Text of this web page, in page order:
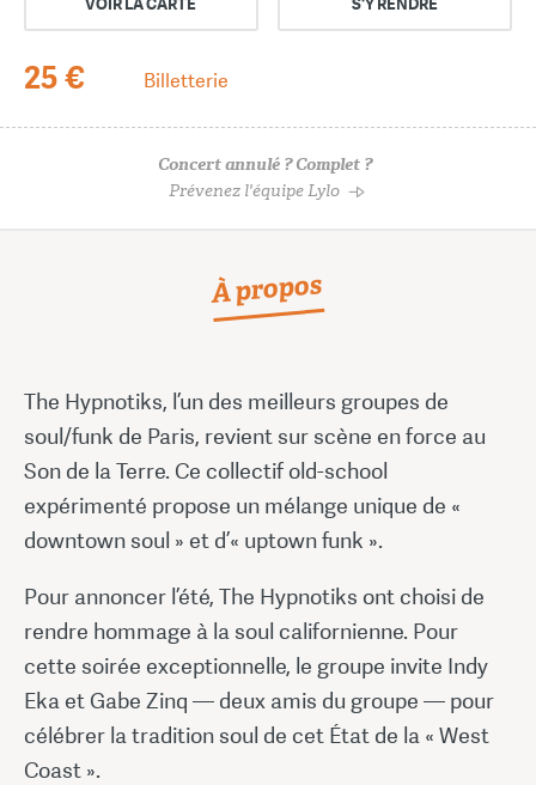
25 € Billetterie
Concert annulé ? Complet ?
Prévenez l'équipe Lylo
À propos
The Hypnotiks, l’un des meilleurs groupes de
soul/funk de Paris, revient sur scène en force au
Son de la Terre. Ce collectif old-school
expérimenté propose un mélange unique de «
downtown soul » et d’« uptown funk ».
Pour annoncer l’été, The Hypnotiks ont choisi de
rendre hommage à la soul californienne. Pour
cette soirée exceptionnelle, le groupe invite Indy
Eka et Gabe Zinq — deux amis du groupe — pour
célébrer la tradition soul de cet État de la « West
Coast ».